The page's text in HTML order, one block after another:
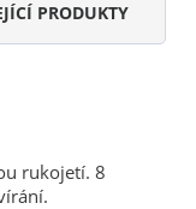
PRODUKTY
rukojetí. 8